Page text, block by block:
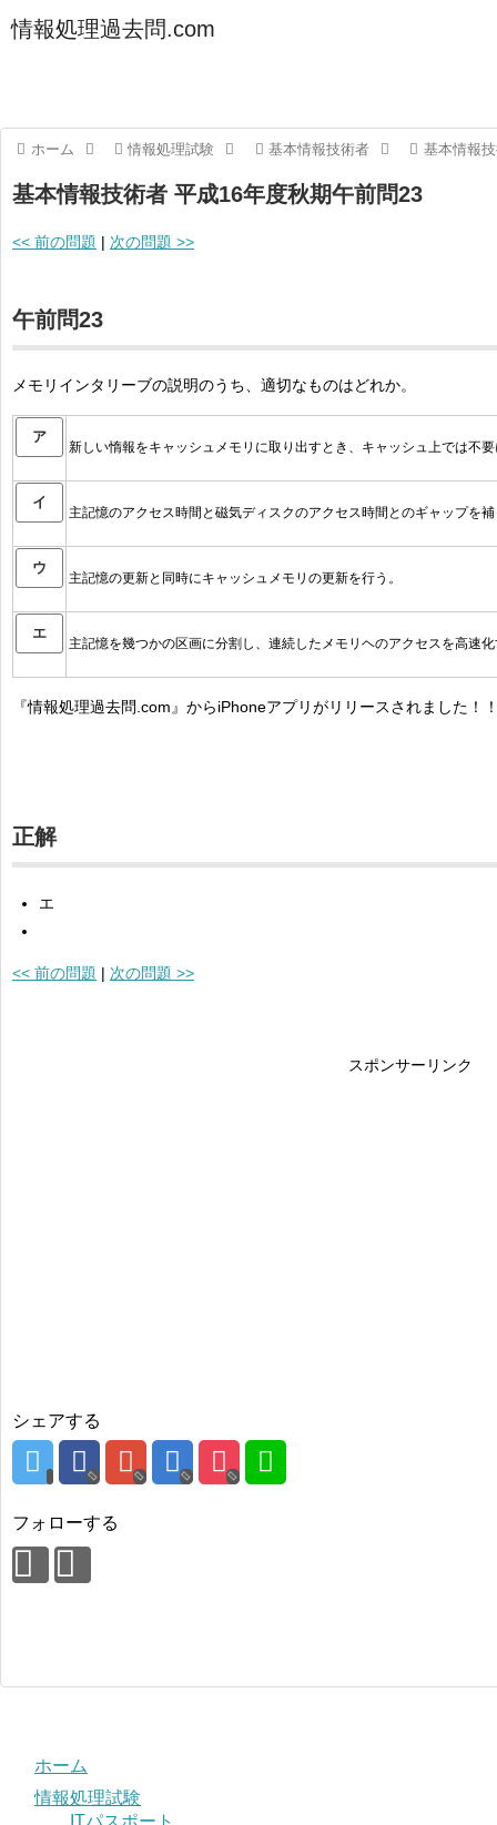
情報処理過去問.com
ホーム 情報処理試験 基本情報技術者 基本情報
基本情報技術者 平成16年度秋期午前問23
<< 前の問題 | 次の問題 >>
午前問23
メモリインタリーブの説明のうち、適切なものはどれか。
ア
新しい惰報をキャッシュメモリに取り出すとき、キャッシュ上では不
イ
主記憶のアクセス時間と磁気ディスクのアクセス時間とのギャップを
ウ
主記憶の更新と同時にキャッシュメモリの更新を行う。
エ
主記憶を幾つかの区画に分割し、連続したメモリヘのアクセスを高速
『情報処理過去問.com』からiPhoneアプリがリリースされました！
正解
エ
<< 前の問題 | 次の問題 >>
スポンサーリンク
シェアする
フォローする
ホーム
情報処理試験
ITパスポート